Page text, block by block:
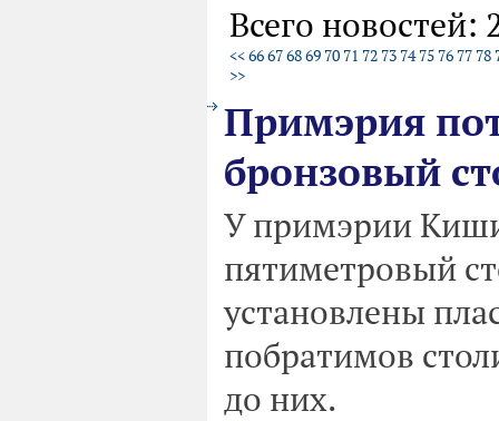
Всего новостей:
<<66676869 70 71 72 73 74 75 76 77 78
>>
Примэрия
бронзовый
У примэрии
пятиметровый
установлены
побратимов
до них.